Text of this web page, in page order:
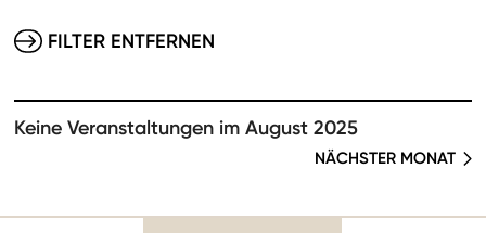
FILTER ENTFERNEN
Keine Veranstaltungen im August 2025
NÄCHSTER MONAT